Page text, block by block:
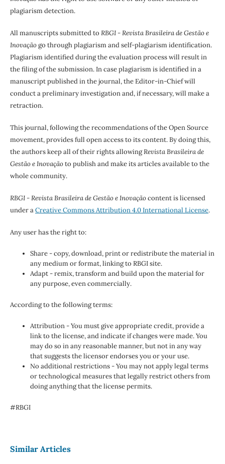
plagiarism detection.
All manuscripts submitted to RBGI - Revista Brasileira de Gestão e
Inovaçãogo through plagiarism and self-plagiarism identification.
Plagiarism identified during the evaluation process will result in
the filing of the submission. In case plagiarism is identified in a
manuscript published in the journal, the Editor-in-Chief will
conduct a preliminary investigation and, if necessary, will make a
retraction.
This journal, following the recommendations of the Open Source
movement, provides full open access to its content. By doing this,
the authors keep all of their rights allowingRevista Brasileira de
Gestão e Inovaçãoto publish and make its articles available to the
whole community.
RBGI - Revista Brasileira de Gestão e Inovaçãocontent is licensed
under aCreative Commons Attribution 4.0 International License.
Any user has the right to:
Share - copy, download, print or redistribute the material in
any medium or format, linking to RBGI site.
Adapt - remix, transform and build upon the material for
any purpose, even commercially.
According to the following terms:
Attribution - You must give appropriate credit, provide a
link to the license, and indicate if changes were made. You
may do so in any reasonable manner, but not in any way
that suggests the licensor endorses you or your use.
No additional restrictions - You may not apply legal terms
or technological measures that legally restrict others from
doing anything that the license permits.
#RBGI
Similar Articles